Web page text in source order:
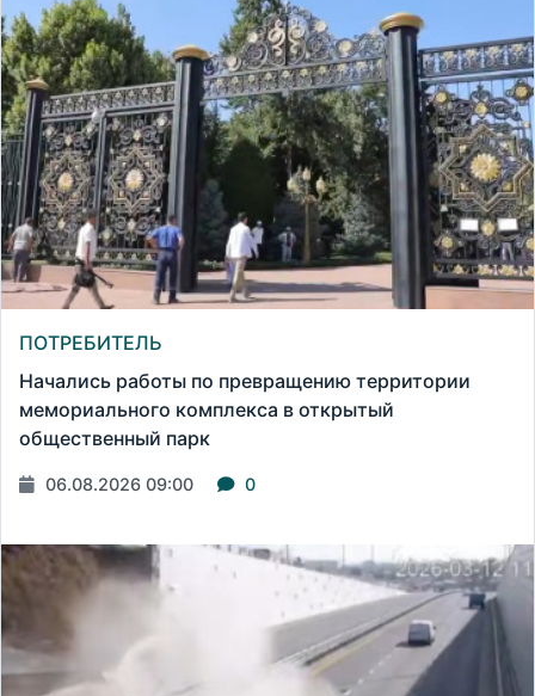
ПОТРЕБИТЕЛЬ
Начались работы по превращению территории
мемориального комплекса в открытый
общественный парк
06.08.2026 09:00 0